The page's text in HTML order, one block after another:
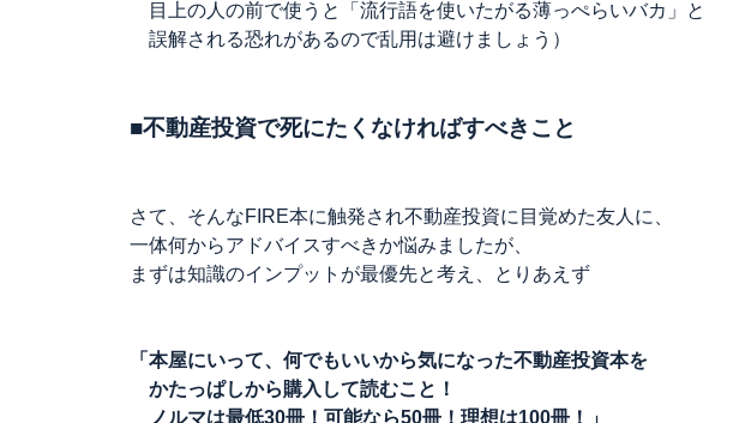
目上の人の前で使うと「流行語を使いたがる薄っぺらいバカ」と
誤解される恐れがあるので乱用は避けましょう）
■不動産投資で死にたくなければすべきこと
さて、そんなFIRE本に触発され不動産投資に目覚めた友人に、
一体何からアドバイスすべきか悩みましたが、
まずは知識のインプットが最優先と考え、とりあえず
「本屋にいって、何でもいいから気になった不動産投資本を
かたっぱしから購入して読むこと！
ノルマは最低30冊！可能なら50冊！理想は100冊！」